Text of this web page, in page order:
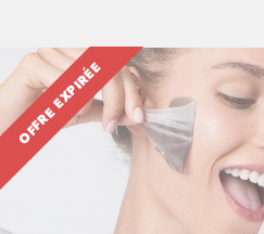
OFFRE EXPIRÉE